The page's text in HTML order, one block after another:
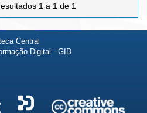
1 a 1 de 1
Central
Digital - GID